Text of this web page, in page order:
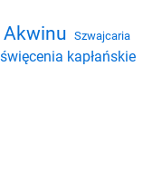
Akwinu Szwajcaria
święcenia kapłańskie